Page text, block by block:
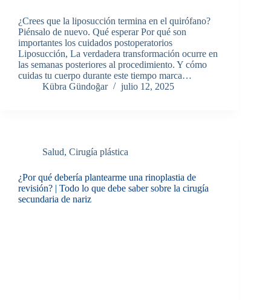
¿Crees que la liposucción termina en el quirófano?
Piénsalo de nuevo. Qué esperar Por qué son
importantes los cuidados postoperatorios
Liposucción, La verdadera transformación ocurre en
las semanas posteriores al procedimiento. Y cómo
cuidas tu cuerpo durante este tiempo marca…
Kübra Gündoğar
julio 12, 2025
Salud, Cirugía plástica
¿Por qué debería plantearme una rinoplastia de
revisión? | Todo lo que debe saber sobre la cirugía
secundaria de nariz